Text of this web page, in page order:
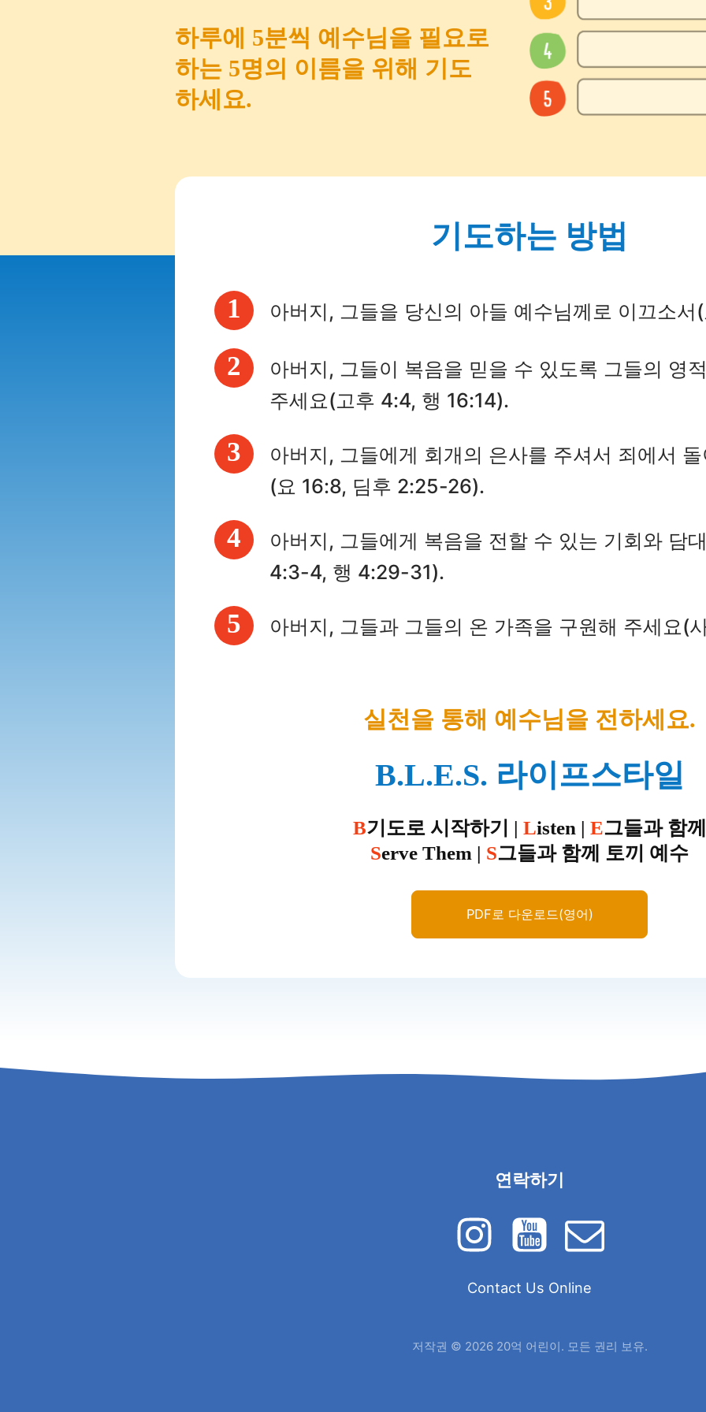
하루에 5분씩 예수님을 필요로
하는 5명의 이름을 위해 기도
하세요.
기도하는 방법
1 아버지, 그들을 당신의 아들 예수님께로 이끄소
2
아버지, 그들이 복음을 믿을 수 있도록 그들의 영
주세요(고후 4:4, 행 16:14).
3
아버지, 그들에게 회개의 은사를 주셔서 죄에서
(요 16:8, 딤후 2:25-26).
4
아버지, 그들에게 복음을 전할 수 있는 기회와 담
4:3-4, 행 4:29-31).
5 아버지, 그들과 그들의 온 가족을 구원해 주세요(
실천을 통해 예수님을 전하세요.
B.L.E.S. 라이프스타일
B기도로 시작하기 | Listen | E그들과 함께
Serve Them | S그들과 함께 토끼 예수
PDF로 다운로드(영어)
연락하기
Contact Us Online
저작권 © 2026 20억 어린이. 모든 권리 보유.